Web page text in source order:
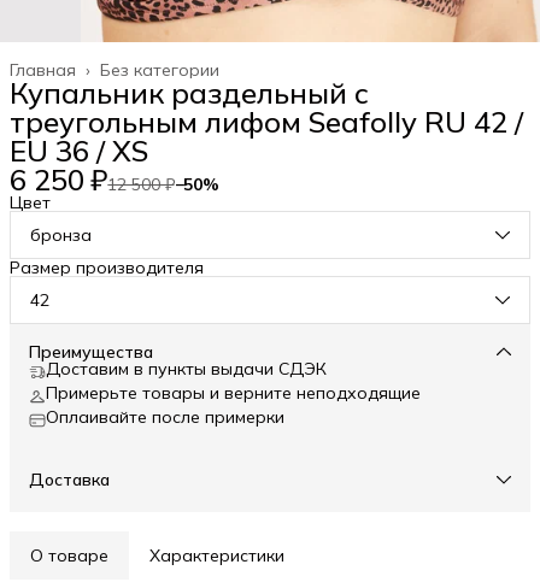
Без категории
Главная ›
Купальник раздельный с
треугольным лифом Seafolly RU 42 /
EU 36 / XS
6 250 ₽12 500 ₽−50%
Цвет
бронза
Размер производителя
42
Преимущества
Доставим в пункты выдачи СДЭК
Примерьте товары и верните неподходящие
Оплаивайте после примерки
Доставка
О товаре Характеристики